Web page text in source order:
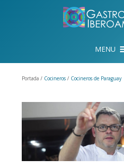
Portada / Cocineros / Cocineros de Paraguay